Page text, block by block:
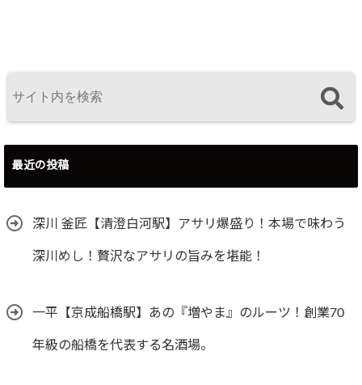
最近の投稿
深川 釜匠【清澄白河駅】アサリ爆盛り！本場で味わう
深川めし！贅沢なアサリの旨みを堪能！
一平【京成船橋駅】あの『増やま』のルーツ！創業70
年級の船橋を代表する名酒場。